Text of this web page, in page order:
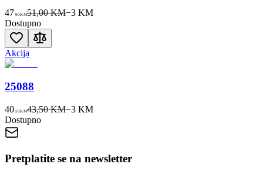
47 90KM51,00 KM−3KM
Dostupno
Akcija
25088
40 50KM43,50 KM−3KM
Dostupno
Pretplatite se na newsletter